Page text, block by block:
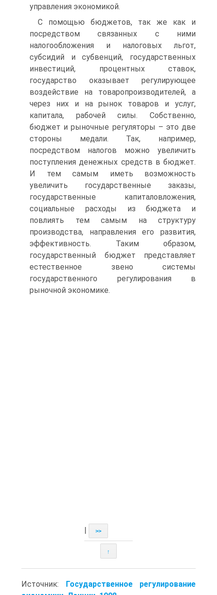
управления экономикой.
С помощью бюджетов, так же как и
посредством связанных с ними
налогообложения и налоговых льгот,
субсидий и субвенций, государственных
инвестиций, процентных ставок,
государство оказывает регулирующее
воздействие на товаропроизводителей, а
через них и на рынок товаров и услуг,
капитала, рабочей силы. Собственно,
бюджет и рыночные регуляторы – это две
стороны медали. Так, например,
посредством налогов можно увеличить
поступления денежных средств в бюджет.
И тем самым иметь возможность
увеличить государственные заказы,
государственные капиталовложения,
социальные расходы из бюджета и
повлиять тем самым на структуру
производства, направления его развития,
эффективность. Таким образом,
государственный бюджет представляет
естественное звено системы
государственного регулирования в
рыночной экономике.
>>
↑
Источник: Государственное регулирование